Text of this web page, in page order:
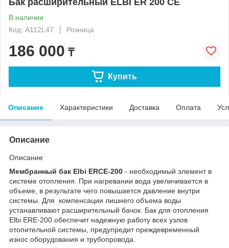
В наличии
Код: A112L47
Розница
186 000 ₸
Купить
Описание Характеристики Доставка Оплата
Описание
Описание
Мембранный бак Elbi ERCE-200 - необходимый элемент в
системе отопления. При нагревании вода увеличивается в
объеме, в результате чего повышается давление внутри
системы. Для компенсации лишнего объема воды
устанавливают расширительный бачок. Бак для отопления
Elbi ERE-200 обеспечит надежную работу всех узлов
отопительной системы, предупредит преждевременный
износ оборудования и трубопровода.